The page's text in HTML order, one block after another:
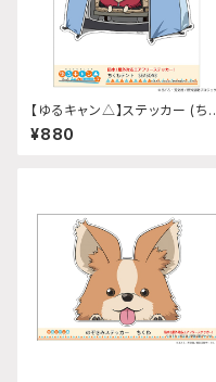
【ゆるキャン△】ステッカー (ちく
わテント『SEASON3』)
¥880